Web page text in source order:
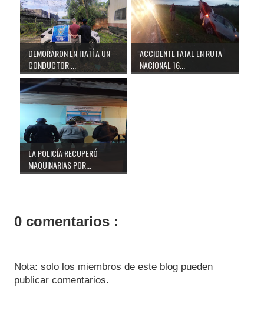
DEMORARON EN ITATÍ A UN
CONDUCTOR ...
ACCIDENTE FATAL EN RUTA
NACIONAL 16...
LA POLICÍA RECUPERÓ
MAQUINARIAS POR...
0 comentarios :
Nota: solo los miembros de este blog pueden
publicar comentarios.